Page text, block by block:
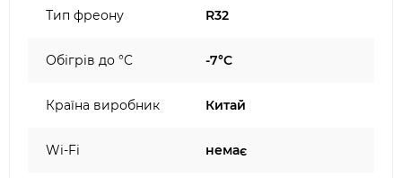
Тип фреону R32
Обігрів до °C -7°C
Країна виробник Китай
Wi-Fi немає